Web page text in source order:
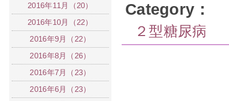
Category：
２型糖尿病
2016年11月（20）
2016年10月（22）
2016年9月（22）
2016年8月（26）
2016年7月（23）
2016年6月（23）